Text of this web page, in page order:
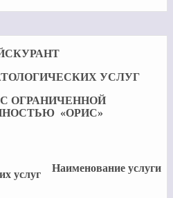
УСЛУГ
ОГРАНИЧЕННОЙ
«ОРИС»
услуг
Наименование услуги